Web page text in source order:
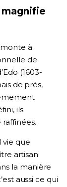
à
de
(1603-
de près,
ils
vie que
artisan
la manière
aussi ce qui